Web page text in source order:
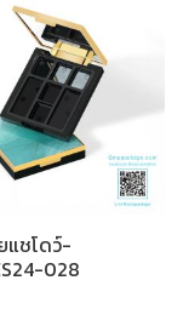
แชโดว์-
028